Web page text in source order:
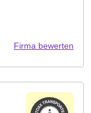
Firma bewerten